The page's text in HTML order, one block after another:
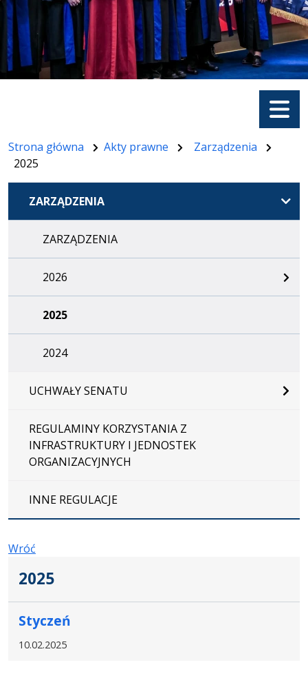
Menu
Strona główna Akty prawne
Zarządzenia
2025
ZARZĄDZENIA
ZARZĄDZENIA
2026
2025
2024
UCHWAŁY SENATU
REGULAMINY KORZYSTANIA Z
INFRASTRUKTURY I JEDNOSTEK
ORGANIZACYJNYCH
INNE REGULACJE
Wróć
2025
Styczeń
10.02.2025